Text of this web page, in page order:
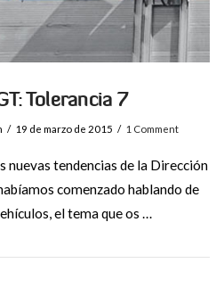
Tolerancia 7
19 de marzo de 2015 1 Comment
nuevas tendencias de la Dirección
comenzado hablando de
el tema que os …